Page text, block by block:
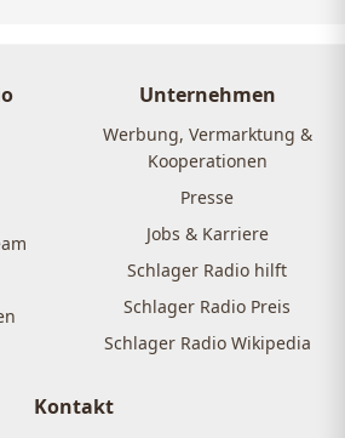
Unternehmen
Werbung, Vermarktung &
Kooperationen
Presse
Jobs & Karriere
Schlager Radio hilft
Schlager Radio Preis
Schlager Radio Wikipedia
Kontakt